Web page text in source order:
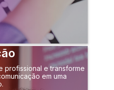
profissional e transforme
em uma